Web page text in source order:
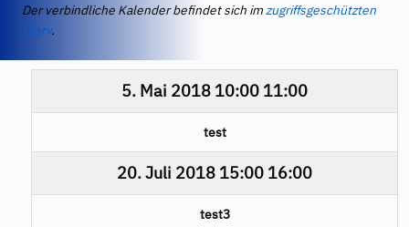
Der verbindliche Kalender befindet sich imzugriffsgeschützten
IServ.
5. Mai 2018 10:00 11:00
test
20. Juli 2018 15:00 16:00
test3